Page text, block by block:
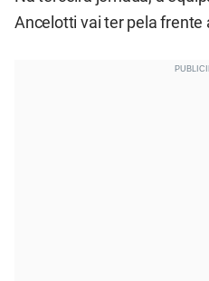
Ancelotti vai ter pela frente